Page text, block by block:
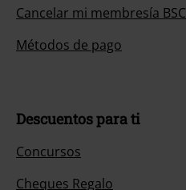
Cancelar mi membresía BSC
Métodos de pago
Descuentos para ti
Concursos
Cheques Regalo